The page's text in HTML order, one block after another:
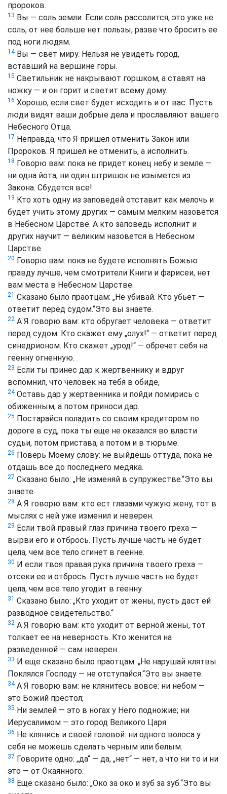
пророков.
13 Вы — соль земли. Если соль рассолится, это уже не
соль, от нее больше нет пользы, разве что бросить ее
под ноги людям.
14Вы — свет миру. Нельзя не увидеть город,
вставший на вершине горы.
15 Светильник не накрывают горшком, а ставят на
ножку — и он горит и светит всему дому.
16 Хорошо, если свет будет исходить и от вас. Пусть
люди видят ваши добрые дела и прославляют вашего
Небесного Отца.
17 Неправда, что Я пришел отменить Закон или
Пророков. Я пришел не отменить, а исполнить.
18 Говорю вам: пока не придет конец небу и земле —
ни одна йота, ни один штришок не изымется из
Закона. Сбудется все!
19 Кто хоть одну из заповедей отставит как мелочь и
будет учить этому других — самым мелким назовется
в Небесном Царстве. А кто заповедь исполнит и
других научит — великим назовется в Небесном
Царстве.
20 Говорю вам: пока не будете исполнять Божью
правду лучше, чем смотрители Книги и фарисеи, нет
вам места в Небесном Царстве.
21 Сказано было праотцам: „Не убивай. Кто убьет —
ответит перед судом.“Это вы знаете.
22 А Я говорю вам: кто обругает человека — ответит
перед судом. Кто скажет ему „олух!“ — ответит перед
синедрионом. Кто скажет „урод!“ — обречет себя на
геенну огненную.
23 Если ты принес дар к жертвеннику и вдруг
вспомнил, что человек на тебя в обиде,
24Оставь дар у жертвенника и пойди помирись с
обиженным, а потом приноси дар.
25 Постарайся поладить со своим кредитором по
дороге в суд, пока ты еще не оказался во власти
судьи, потом пристава, а потом и в тюрьме.
26 Поверь Моему слову: не выйдешь оттуда, пока не
отдашь все до последнего медяка.
27 Сказано было: „Не изменяй в супружестве.“Это вы
знаете.
28 А Я говорю вам: кто ест глазами чужую жену, тот в
мыслях с ней уже изменил и неверен.
29 Если твой правый глаз причина твоего греха —
вырви его и отбрось. Пусть лучше часть не будет
цела, чем все тело сгинет в геенне.
30 И если твоя правая рука причина твоего греха —
отсеки ее и отбрось. Пусть лучше часть не будет
цела, чем все тело угодит в геенну.
31 Сказано было: „Кто уходит от жены, пусть даст ей
разводное свидетельство.“
32 А Я говорю вам: кто уходит от верной жены, тот
толкает ее на неверность. Кто женится на
разведенной — сам неверен.
33 И еще сказано было праотцам: „Не нарушай клятвы.
Поклялся Господу — не отступайся.“Это вы знаете.
34А Я говорю вам: не клянитесь вовсе: ни небом —
это Божий престол;
35 Ни землей — это в ногах у Него подножие; ни
Иерусалимом — это город Великого Царя.
36 Не клянись и своей головой: ни одного волоса у
себя не можешь сделать черным или белым.
37 Говорите одно: „да“ — да, „нет“ — нет, а что ни то и ни
это — от Окаянного.
38 Еще сказано было: „Око за око и зуб за зуб.“Это вы